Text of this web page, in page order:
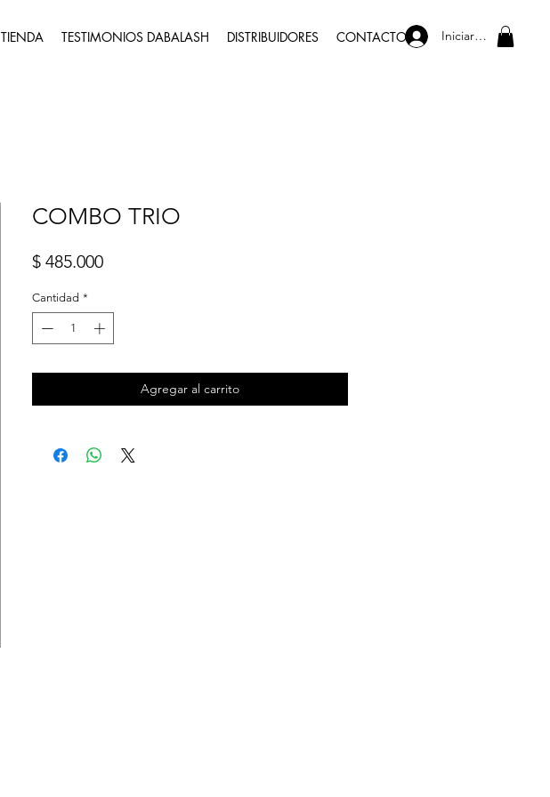
TIENDA TESTIMONIOS DABALASH DISTRIBUIDORES CONTACTO Iniciar sesión
COMBO TRIO
$ 485.000Precio
Cantidad *
Agregar al carrito